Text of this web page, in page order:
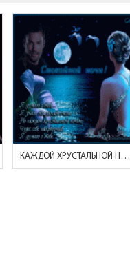
КАЖДОЙ ХРУСТАЛЬНОЙ НОЧЬЮ